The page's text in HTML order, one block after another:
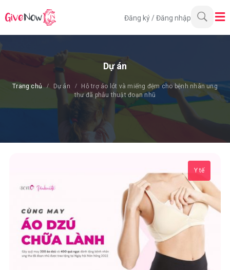
Đăng ký /Đăng nhập
Dự án
Trang chủ Dự án
Hỗ trợ áo lót và miếng đệm cho bệnh nhân ung
thư đã phẫu thuật đoạn nhũ
Y tế